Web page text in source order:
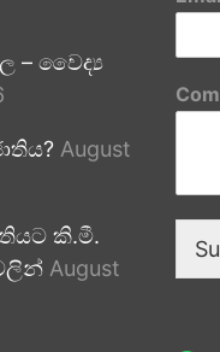
– වෛද්‍ය
August
කි.මී.
August